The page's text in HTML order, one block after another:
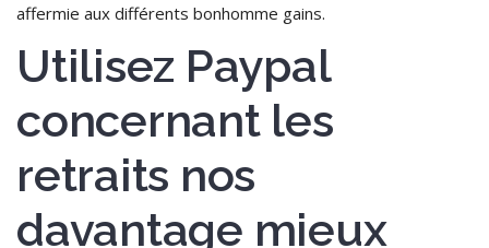
affermie aux différents bonhomme gains.
Utilisez Paypal
concernant les
retraits nos
davantage mieux